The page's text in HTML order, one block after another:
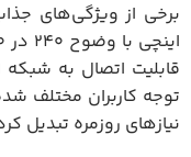
توجه کاربران مختلف
نیازهای روزمره تبدیل